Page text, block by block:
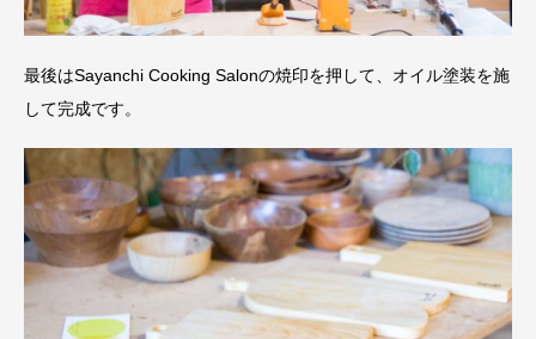
最後はSayanchi Cooking Salonの焼印を押して、オイル塗装を施
して完成です。